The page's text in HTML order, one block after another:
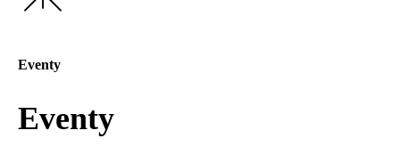
Eventy
Eventy